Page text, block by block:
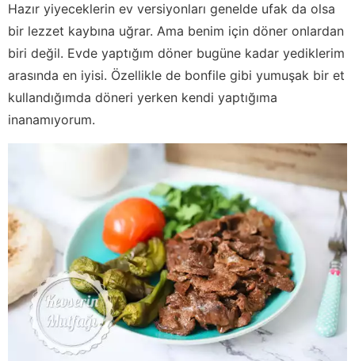
Hazır yiyeceklerin ev versiyonları genelde ufak da olsa
bir lezzet kaybına uğrar. Ama benim için döner onlardan
biri değil. Evde yaptığım döner bugüne kadar yediklerim
arasında en iyisi. Özellikle de bonfile gibi yumuşak bir et
kullandığımda döneri yerken kendi yaptığıma
inanamıyorum.